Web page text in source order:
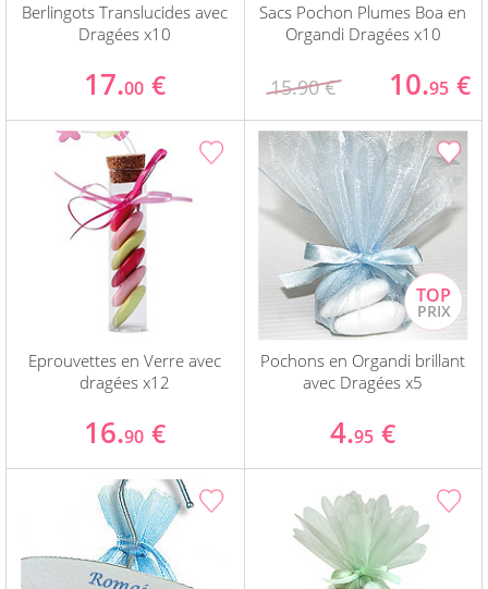
Berlingots Translucides avec
Dragées x10
17.00 €
Sacs Pochon Plumes Boa en
Organdi Dragées x10
15.90 € 10.95 €
Eprouvettes en Verre avec
dragées x12
16.90 €
Pochons en Organdi brillant
avec Dragées x5
4.95 €